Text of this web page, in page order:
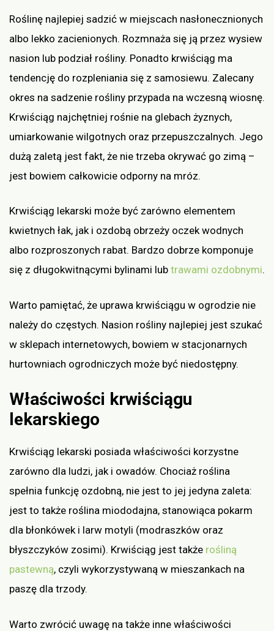
Roślinę najlepiej sadzić w miejscach nasłonecznionych
albo lekko zacienionych. Rozmnaża się ją przez wysiew
nasion lub podział rośliny. Ponadto krwiściąg ma
tendencję do rozpleniania się z samosiewu. Zalecany
okres na sadzenie rośliny przypada na wczesną wiosnę.
Krwiściąg najchętniej rośnie na glebach żyznych,
umiarkowanie wilgotnych oraz przepuszczalnych. Jego
dużą zaletą jest fakt, że nie trzeba okrywać go zimą –
jest bowiem całkowicie odporny na mróz.
Krwiściąg lekarski może być zarówno elementem
kwietnych łak, jak i ozdobą obrzeży oczek wodnych
albo rozproszonych rabat. Bardzo dobrze komponuje
się z długokwitnącymi bylinami lub trawami ozdobnymi.
Warto pamiętać, że uprawa krwiściągu w ogrodzie nie
należy do częstych. Nasion rośliny najlepiej jest szukać
w sklepach internetowych, bowiem w stacjonarnych
hurtowniach ogrodniczych może być niedostępny.
Właściwości krwiściągu
lekarskiego
Krwiściąg lekarski posiada właściwości korzystne
zarówno dla ludzi, jak i owadów. Chociaż roślina
spełnia funkcję ozdobną, nie jest to jej jedyna zaleta:
jest to także roślina miododajna, stanowiąca pokarm
dla błonkówek i larw motyli (modraszków oraz
błyszczyków zosimi). Krwiściąg jest także rośliną
pastewną, czyli wykorzystywaną w mieszankach na
paszę dla trzody.
Warto zwrócić uwagę na także inne właściwości